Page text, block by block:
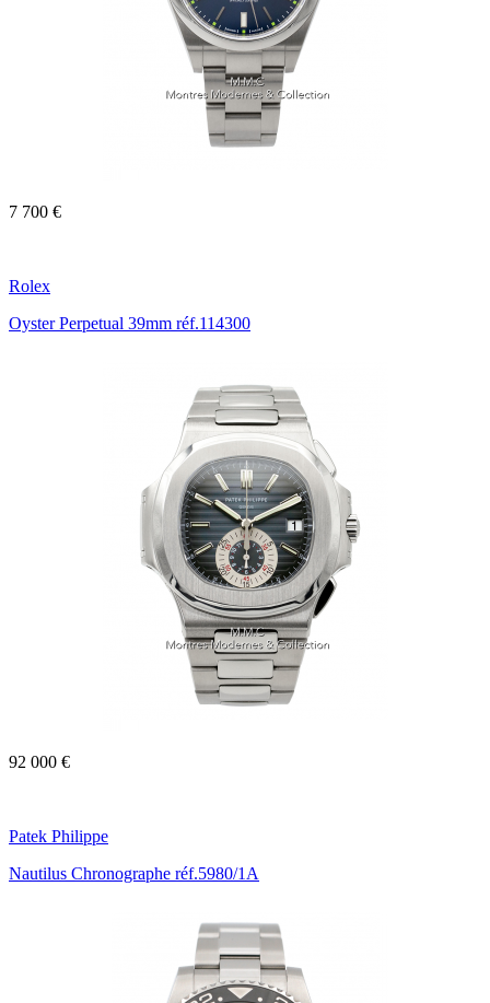
7 700 €
Rolex
Oyster Perpetual 39mm réf.114300
92 000 €
Patek Philippe
Nautilus Chronographe réf.5980/1A